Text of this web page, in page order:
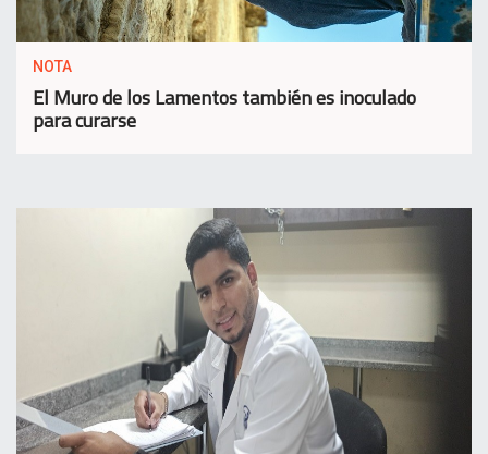
NOTA
El Muro de los Lamentos también es inoculado
para curarse